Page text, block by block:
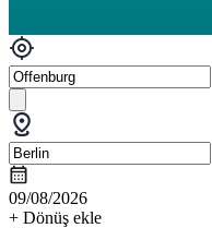
09/08/2026
+ Dönüş ekle